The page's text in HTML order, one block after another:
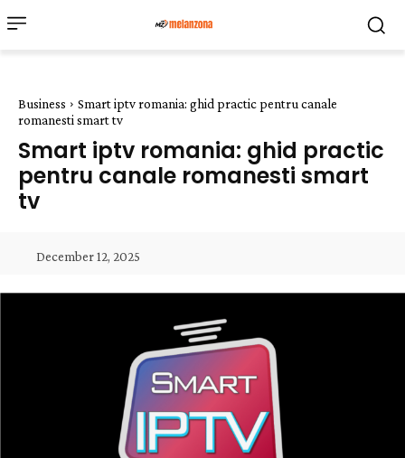
Business
Smart iptv romania: ghid practic pentru canale
romanesti smart tv
Smart iptv romania: ghid practic
pentru canale romanesti smart
tv
December 12, 2025